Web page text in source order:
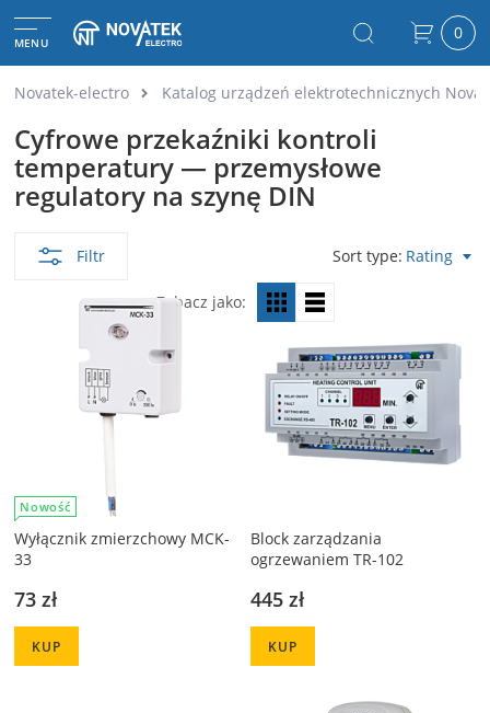
MENU 0
Novatek-electro Katalog urządzeń elektrotechnicznych
Cyfrowe przekaźniki kontroli
temperatury — przemysłowe
regulatory na szynę DIN
Filtr
Zobacz jako
Sort type Rating
Nowość
Wyłącznik zmierzchowy MCK-
33
73 zł
KUP
Block zarządzania
ogrzewaniem TR-102
445 zł
KUP